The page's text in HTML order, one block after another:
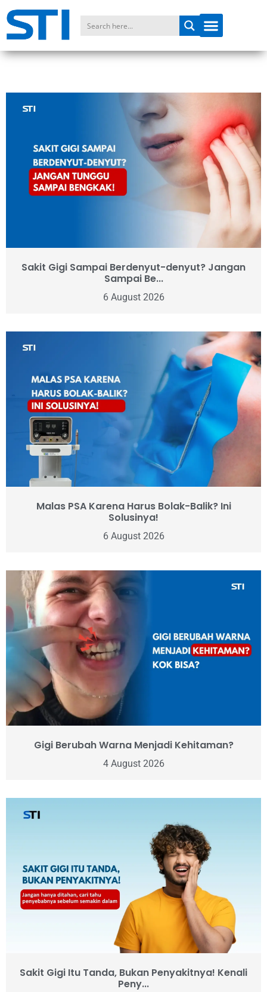
Sakit Gigi Sampai Berdenyut-denyut? Jangan
Sampai Be...
6 August 2026
Malas PSA Karena Harus Bolak-Balik? Ini
Solusinya!
6 August 2026
Gigi Berubah Warna Menjadi Kehitaman?
4 August 2026
Sakit Gigi Itu Tanda, Bukan Penyakitnya! Kenali
Peny...